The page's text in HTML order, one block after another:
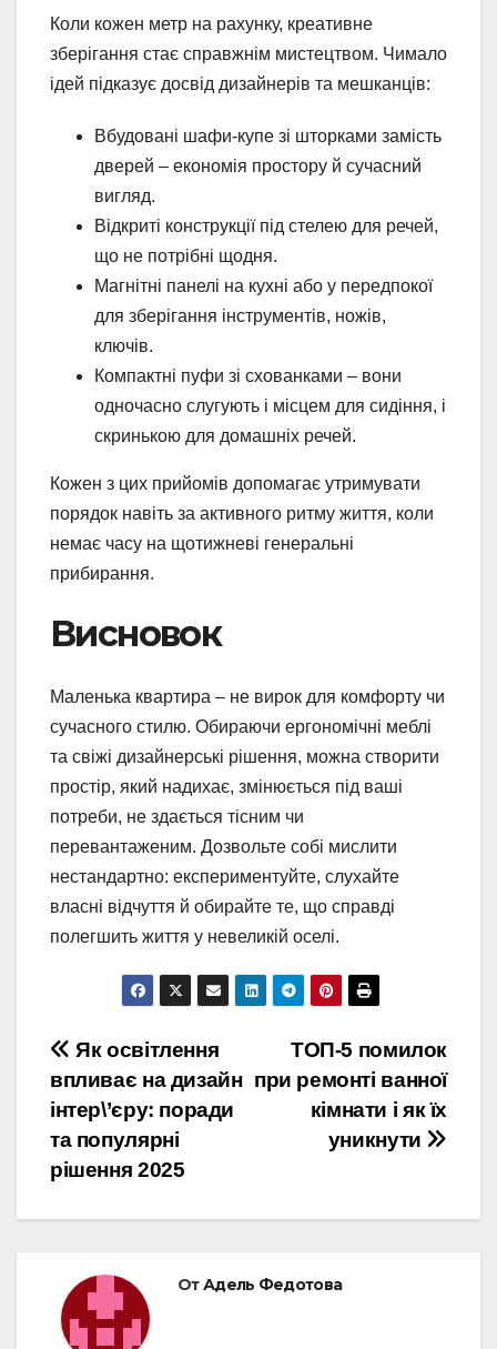
Коли кожен метр на рахунку, креативне
зберігання стає справжнім мистецтвом. Чимало
ідей підказує досвід дизайнерів та мешканців:
Вбудовані шафи-купе зі шторками замість
дверей – економія простору й сучасний
вигляд.
Відкриті конструкції під стелею для речей,
що не потрібні щодня.
Магнітні панелі на кухні або у передпокої
для зберігання інструментів, ножів,
ключів.
Компактні пуфи зі схованками – вони
одночасно слугують і місцем для сидіння, і
скринькою для домашніх речей.
Кожен з цих прийомів допомагає утримувати
порядок навіть за активного ритму життя, коли
немає часу на щотижневі генеральні
прибирання.
Висновок
Маленька квартира – не вирок для комфорту чи
сучасного стилю. Обираючи ергономічні меблі
та свіжі дизайнерські рішення, можна створити
простір, який надихає, змінюється під ваші
потреби, не здається тісним чи
перевантаженим. Дозвольте собі мислити
нестандартно: експериментуйте, слухайте
власні відчуття й обирайте те, що справді
полегшить життя у невеликій оселі.
Навигация
по
записям
ТОП-5 помилок
при ремонті ванної
кімнати і як їх
уникнути
Як освітлення
впливає на дизайн
інтер\’єру: поради
та популярні
рішення 2025
ОтАдель Федотова